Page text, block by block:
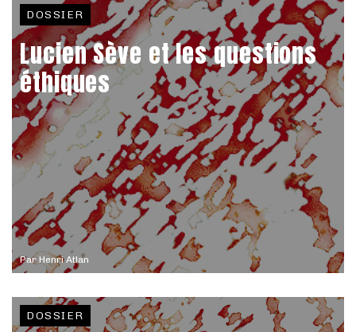
Par Henri Atlan
DOSSIER
Lucien Sève et les questions
éthiques
DOSSIER